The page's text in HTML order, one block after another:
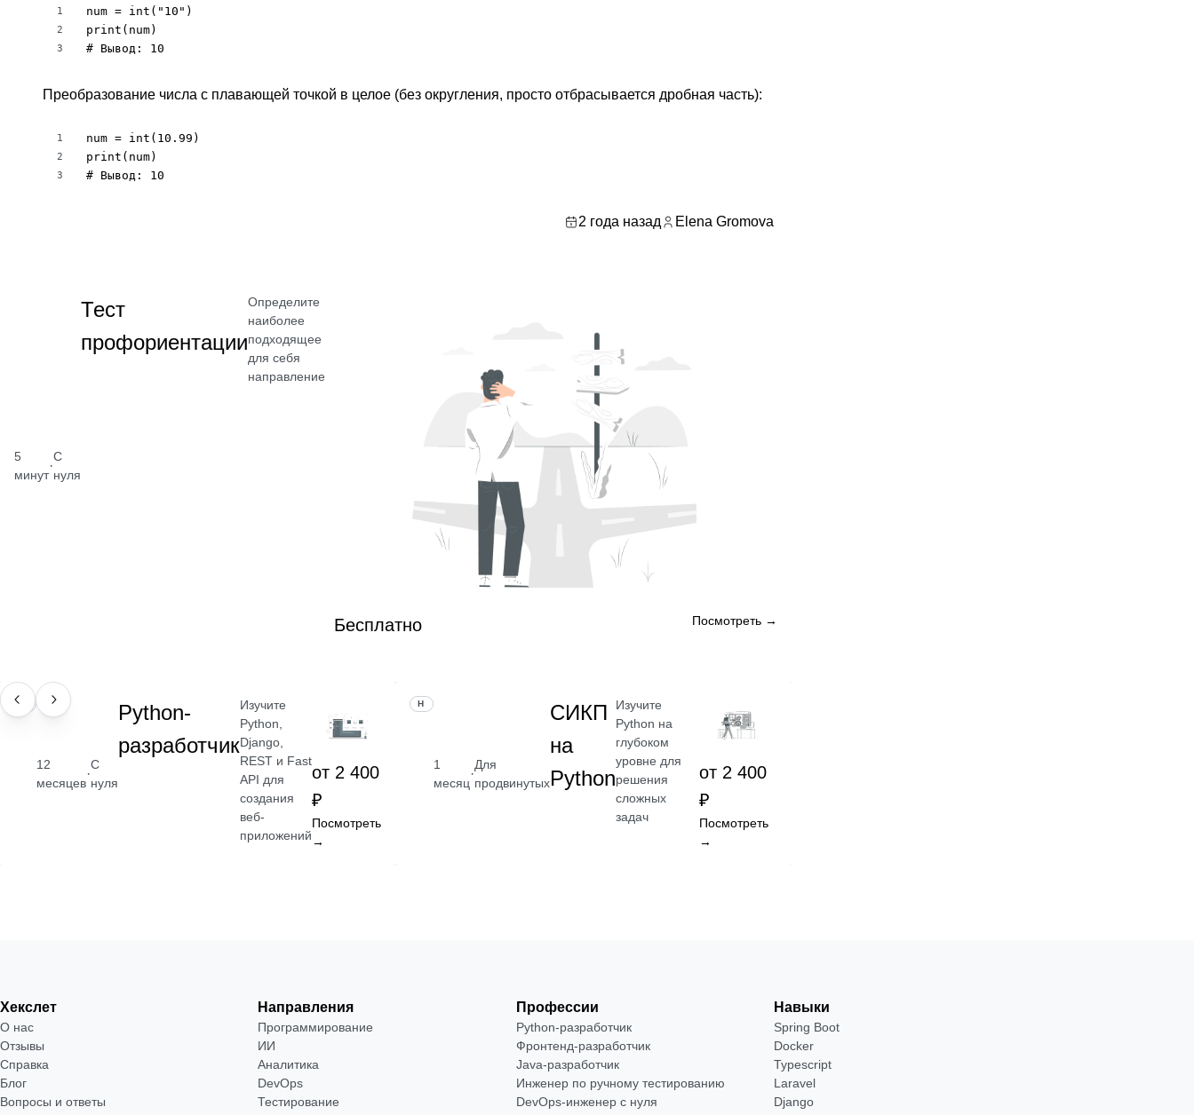
1
2
3
num = int("10")
print(num)
# Вывод: 10
Преобразование числа с плавающей точкой в целое (без округления, просто отбрасывается дробная часть):
1
2
3
num = int(10.99)
print(num)
# Вывод: 10
2 года назад Elena Gromova
5
минут
·
С
нуля
Тест
профориентации
Определите
наиболее
подходящее
для себя
направление
Бесплатно Посмотреть →
ПРОФЕССИЯ
12
месяцев
·
С
нуля
Python-
разработчик
Изучите
Python,
Django,
REST и Fast
API для
создания
веб-
приложений
от 2 400
₽
Посмотреть
→
НАВЫК
1
месяц
·
Для
продвинутых
СИКП
на
Python
Изучите
Python на
глубоком
уровне для
решения
сложных
задач
от 2 400
₽
Посмотреть
→
Хекслет
О нас
Отзывы
Справка
Блог
Вопросы и ответы
Направления
Программирование
ИИ
Аналитика
DevOps
Тестирование
Профессии
Python-разработчик
Фронтенд-разработчик
Java-разработчик
Инженер по ручному тестированию
DevOps-инженер с нуля
Навыки
Spring Boot
Docker
Typescript
Laravel
Django